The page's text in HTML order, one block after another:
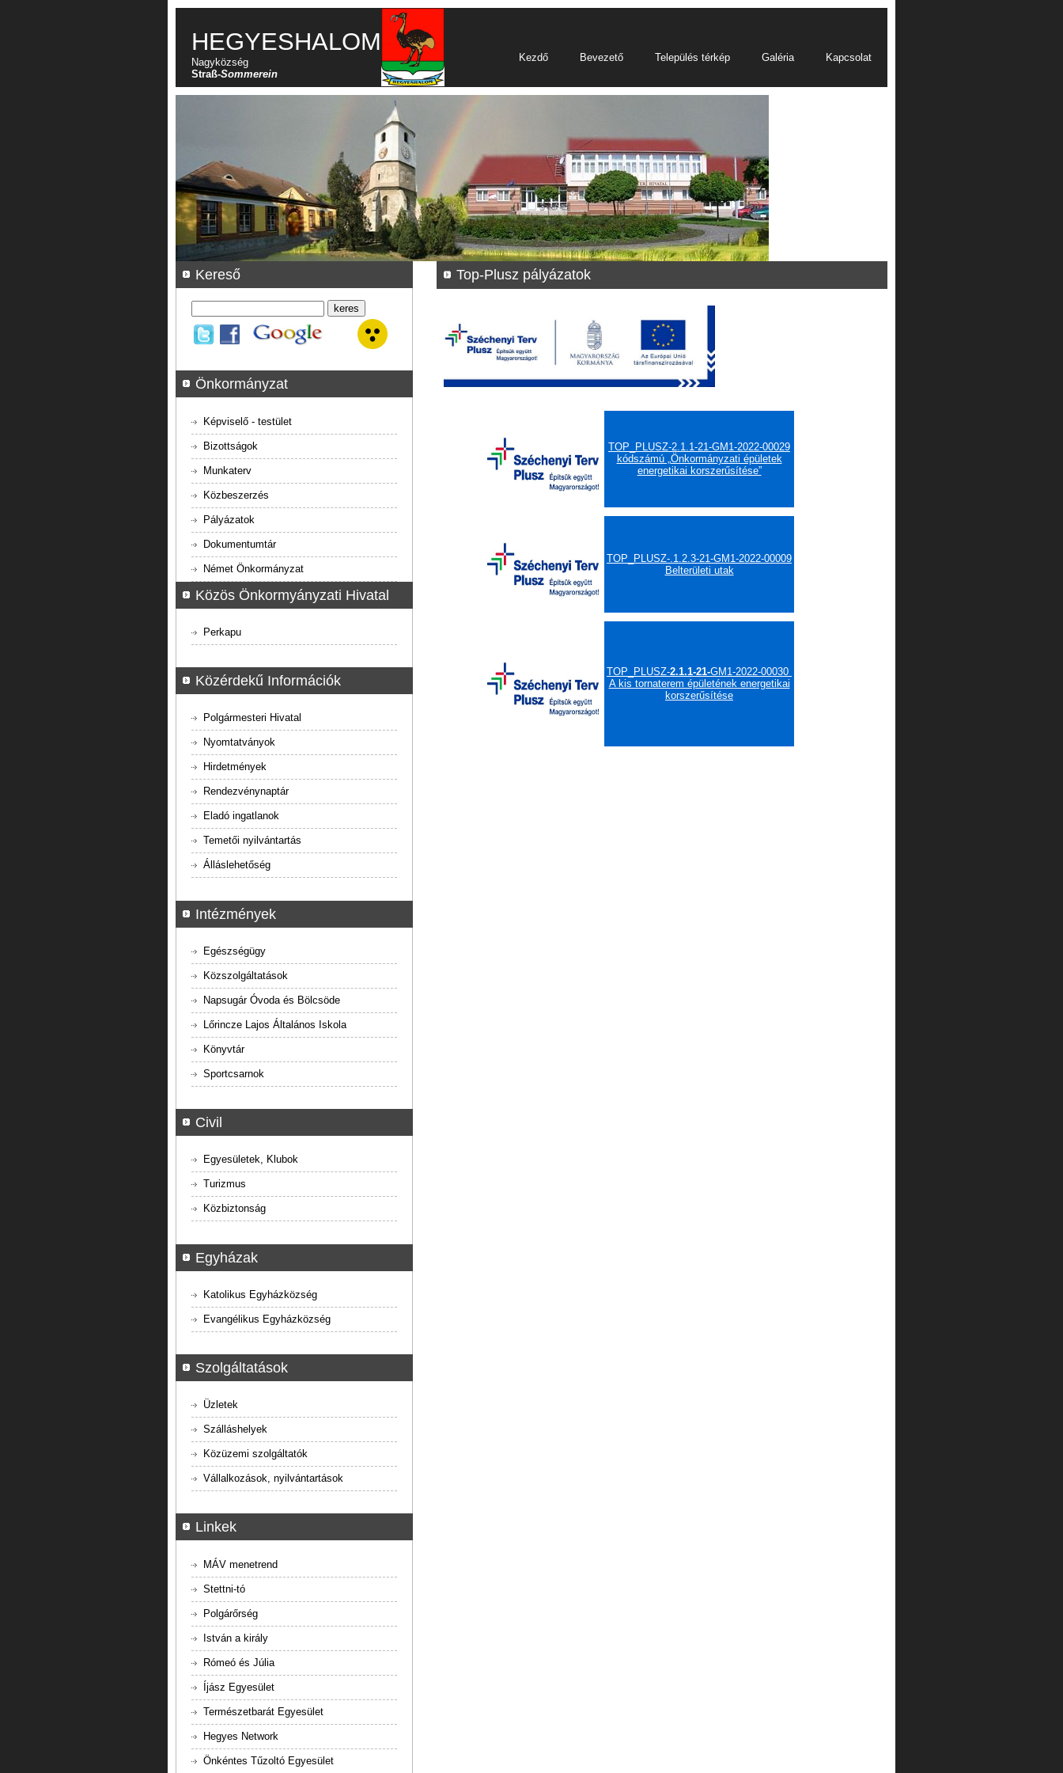
HEGYESHALOM
Nagyközség
Straß-Sommerein
Kezdő Bevezető Település térkép Galéria Kapcsolat
Top-Plusz pályázatok
TOP_PLUSZ-2.1.1-21-GM1-2022-00029
kódszámú „Önkormányzati épületek
energetikai korszerűsítése”
TOP_PLUSZ-.1.2.3-21-GM1-2022-00009
Belterületi utak
TOP_PLUSZ-2.1.1-21-GM1-2022-00030
A kis tornaterem épületének energetikai
korszerűsítése
Kereső
Önkormányzat
Képviselő - testület
Bizottságok
Munkaterv
Közbeszerzés
Pályázatok
Dokumentumtár
Német Önkormányzat
Közös Önkormyányzati Hivatal
Perkapu
Közérdekű Információk
Polgármesteri Hivatal
Nyomtatványok
Hirdetmények
Rendezvénynaptár
Eladó ingatlanok
Temetői nyilvántartás
Álláslehetőség
Intézmények
Egészségügy
Közszolgáltatások
Napsugár Óvoda és Bölcsöde
Lőrincze Lajos Általános Iskola
Könyvtár
Sportcsarnok
Civil
Egyesületek, Klubok
Turizmus
Közbiztonság
Egyházak
Katolikus Egyházközség
Evangélikus Egyházközség
Szolgáltatások
Üzletek
Szálláshelyek
Közüzemi szolgáltatók
Vállalkozások, nyilvántartások
Linkek
MÁV menetrend
Stettni-tó
Polgárőrség
István a király
Rómeó és Júlia
Íjász Egyesület
Természetbarát Egyesület
Hegyes Network
Önkéntes Tűzoltó Egyesület